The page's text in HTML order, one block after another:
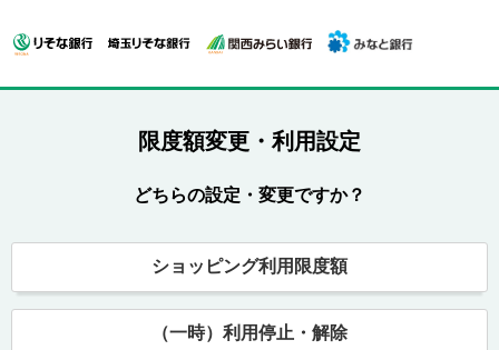
限度額変更・利用設定
どちらの設定・変更ですか？
ショッピング利用限度額
（一時）利用停止・解除